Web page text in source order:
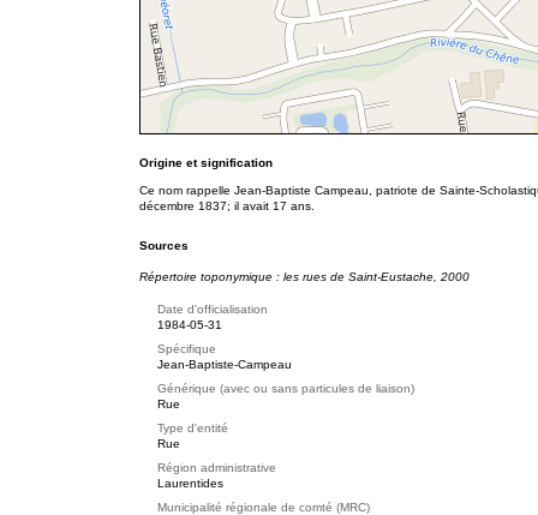
Origine et signification
Ce nom rappelle Jean-Baptiste Campeau, patriote de Sainte-
décembre 1837; il avait 17 ans.
Sources
Répertoire toponymique : les rues de Saint-Eustache, 2000
Date d'officialisation
1984-05-31
Spécifique
Jean-Baptiste-Campeau
Générique (avec ou sans particules de liaison)
Rue
Type d'entité
Rue
Région administrative
Laurentides
Municipalité régionale de comté (MRC)